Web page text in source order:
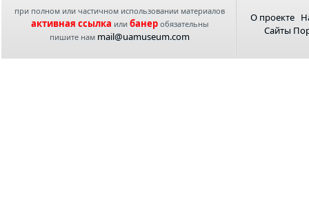
при полном или частичном использовании материалов
активная ссылка или банеробязательны
пишите нам mail@uamuseum.com
О проекте
Сайты